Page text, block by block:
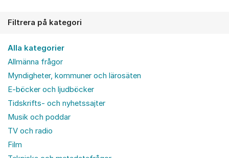
Filtrera på kategori
Alla kategorier
Allmänna frågor
Myndigheter, kommuner och lärosäten
E-böcker och ljudböcker
Tidskrifts- och nyhetssajter
Musik och poddar
TV och radio
Film